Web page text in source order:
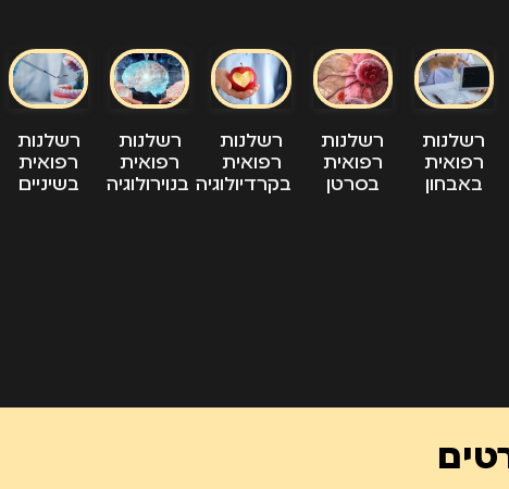
רשלנות
רפואית
באבחון
רשלנות
רפואית
בסרטן
רשלנות
רפואית
בקרדיולוגיה
רשלנות
רפואית
בנוירולוגיה
רשלנות
רפואית
בשיניים